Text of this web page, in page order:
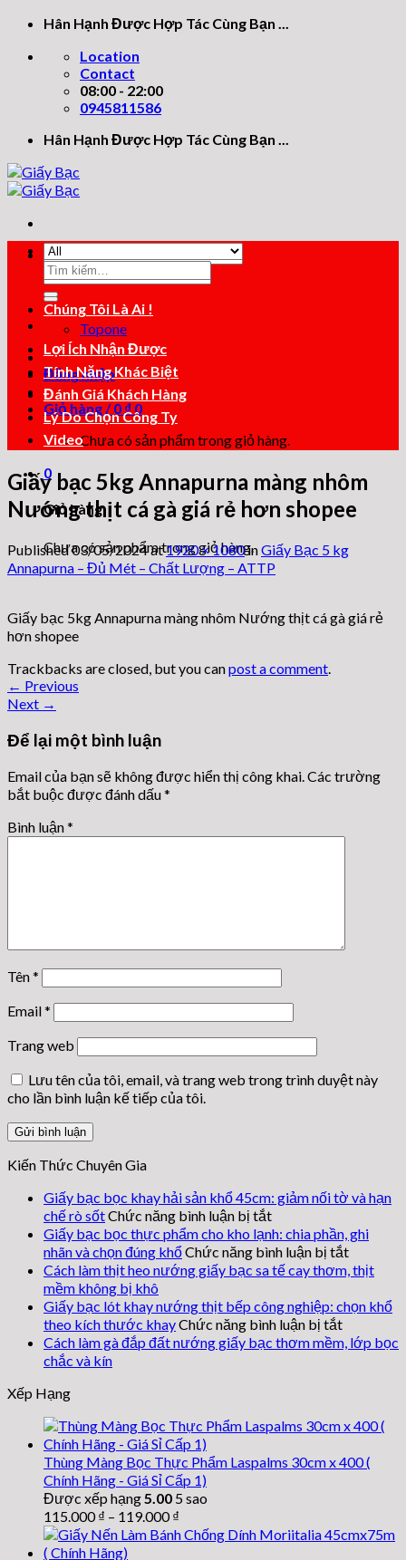
Skip
content
Hân Hạnh Được Hợp Tác Cùng Bạn ...
Location
Contact
08:00 - 22:00
0945811586
Hân Hạnh Được Hợp Tác Cùng Bạn ...
Tìm
kiếm:
Đăng nhập
Giỏ hàng /0 ₫ 0
Chưa có sản phẩm trong giỏ hàng.
0
Giỏ hàng
Chưa có sản phẩm trong giỏ hàng.
Tìm
kiếm:
Chúng Tôi Là Ai !
Topone
Lợi Ích Nhận Được
Tính Năng Khác Biệt
Đánh Giá Khách Hàng
Lý Do Chọn Công Ty
Video
Giấy bạc 5kg Annapurna màng nhôm
Nướng thịt cá gà giá rẻ hơn shopee
Published03/05/2024at1920 × 1080inGiấy Bạc 5 kg
Annapurna – Đủ Mét – Chất Lượng – ATTP
Giấy bạc 5kg Annapurna màng nhôm Nướng thịt cá gà giá rẻ
hơn shopee
Trackbacks are closed, but you canpost a comment.
← Previous
Next →
Để lại một bình luận
Email của bạn sẽ không được hiển thị công khai.Các trường
bắt buộc được đánh dấu*
Bình luận*
Tên*
Email*
Trang web
Lưu tên của tôi, email, và trang web trong trình duyệt này
cho lần bình luận kế tiếp của tôi.
Kiến Thức Chuyên Gia
Giấy bạc bọc khay hải sản khổ 45cm: giảm nối tờ và hạn
chế rò sốtChức năng bình luận bị tắtở
Giấy
bạc
bọc
hải
sản
khổ
và
chế
Giấy bạc bọc thực phẩm cho kho lạnh: chia phần, ghi
nhãn và chọn đúng khổChức năng bình luận bị tắtở
Giấy
bọc
phẩm
phần,
nhãn
khổ
Cách làm thịt heo nướng giấy bạc sa tế cay thơm, thịt
mềm không bị khô
Giấy bạc lót khay nướng thịt bếp công nghiệp: chọn khổ
theo kích thước khayChức năng bình luận bị tắtở
Giấy
thịt
công
theo
Cách làm gà đắp đất nướng giấy bạc thơm mềm, lớp bọc
chắc và kín
Xếp Hạng
Thùng Màng Bọc Thực Phẩm Laspalms 30cm x 400 (
Chính Hãng - Giá Sỉ Cấp 1)
Được xếp hạng5.00 5 sao
115.000₫ – 119.000₫